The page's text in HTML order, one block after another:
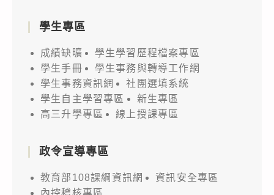
學生專區
成績缺曠
學生學習歷程檔案專區
學生手冊
學生事務與轉導工作網
學生事務資訊網
社團選填系統
學生自主學習專區
新生專區
高三升學專區
線上授課專區
政令宣導專區
教育部108課綱資訊網
資訊安全專區
內控稽核專區